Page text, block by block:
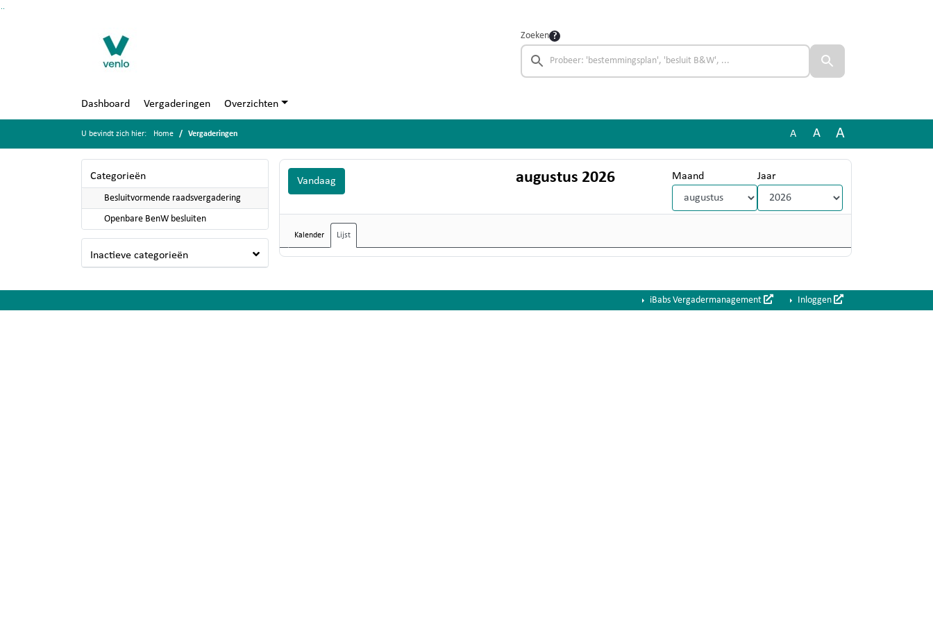
Zoeken
Dashboard Vergaderingen Overzichten
U bevindt zich hier: Home Vergaderingen A A A
Categorieën
Besluitvormende raadsvergadering
Openbare BenW besluiten
Inactieve categorieën
Vandaag augustus 2026 Maand Jaar
Kalender Lijst
iBabs Vergadermanagement Inloggen